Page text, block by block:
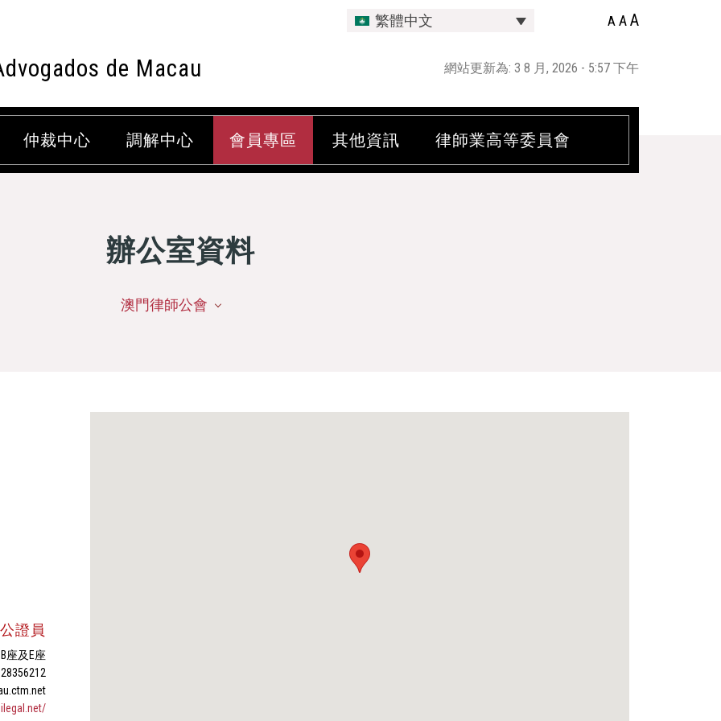
de Macau
繁體中文 A AA
網站更新為: 3 8 月, 2026 - 5:57 下午
仲裁中心 調解中心 會員專區 其他資訊 律師業高等委員會
辦公室資料
澳門律師公會
證員
座及E座